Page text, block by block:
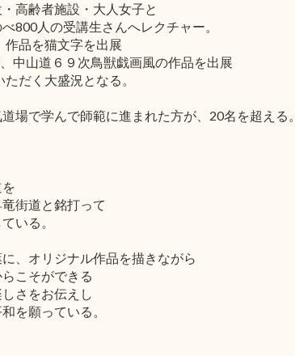
高齢者施設・大人女子と
800人の受講生さんへレクチャー。
作品を猫文字を出展
中山道６９次鳥獣戯画風の作品を出展
だく大盛況となる。
場で学んで師範に進まれた方が、20名を超える。
街道と銘打って
いる。
、オリジナル作品を描きながら
こそができる
さをお伝えし
を願っている。